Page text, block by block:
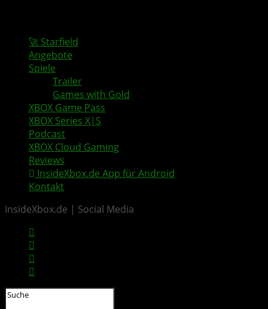
🚀 Starfield
Angebote
Spiele
Trailer
Games with Gold
XBOX Game Pass
XBOX Series X|S
Podcast
XBOX Cloud Gaming
Reviews
InsideXbox.de App für Android
Kontakt
InsideXbox.de | Social Media